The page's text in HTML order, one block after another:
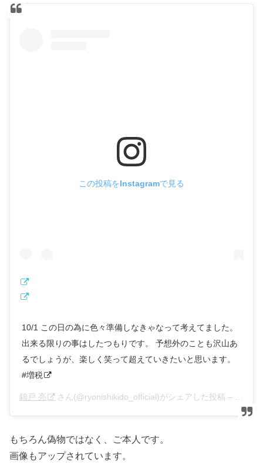
この投稿をInstagramで見る
10/1 この日の為に色々準備しなきゃなって考えてました。
出来る限りの事はしたつもりです。 予想外のことも沢山あ
るでしょうが、楽しく笑って超えていきたいと思います。
#増税
錦戸 亮 さん(@ryonishikido_official)がシェアした投稿 –
もちろん偽物ではなく、ご本人です。
画像もアップされています。